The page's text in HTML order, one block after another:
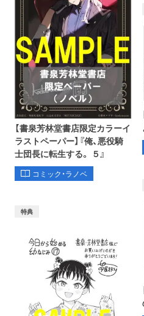
【書泉芳林堂書店限定カラーイ
ラストペーパー】『俺、悪役騎
士団長に転生する。 ５』
コミック・ラノベ
特典